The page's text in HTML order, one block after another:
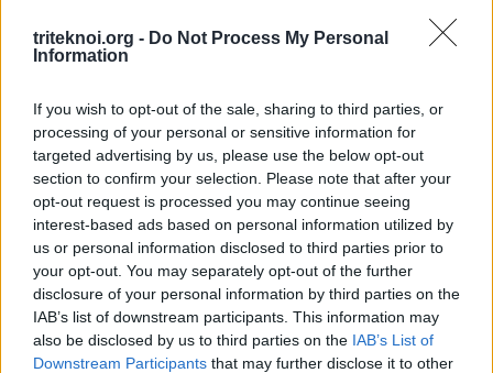
triteknoi.org - Do Not Process My Personal
Information
If you wish to opt-out of the sale, sharing to third parties, or
processing of your personal or sensitive information for
targeted advertising by us, please use the below opt-out
section to confirm your selection. Please note that after your
opt-out request is processed you may continue seeing
interest-based ads based on personal information utilized by
us or personal information disclosed to third parties prior to
your opt-out. You may separately opt-out of the further
disclosure of your personal information by third parties on the
IAB’s list of downstream participants. This information may
also be disclosed by us to third parties on the IAB’s List of
Downstream Participants that may further disclose it to other
ΕΚΠΤΩΣΗ ΣΤΗ ΦΟΡΟΛΟΓΙΑ ΣΚΥΒΑΛΩΝ ΓΙΑ ΤΟ
2026
3 Ιουλίου, 2026 | Δεν επιτρέπεται σχολιασμόςστο
ΕΚΠΤΩΣΗ
ΣΤΗ
ΦΟΡΟΛΟΓΙΑ
ΣΚΥΒΑΛΩΝ
ΓΙΑ
ΤΟ
2026
Το Κοινοτικό Συμβούλιο Χοιροκοιτίας αποφάσισε την
παραχώρηση έκπτωσης 10% στη φορολογία σκυβάλων για
το έτος 2026. Η έκπτωση αφορά πενταμελείς οικογένειες με
εξαρτώμενα τέκνα (συμπεριλαμβανομένων των φοιτητών
και των εθνοφρουρών) και θα παραχωρείται με την [...]